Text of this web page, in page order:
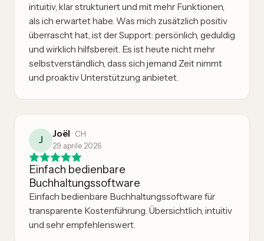
intuitiv, klar strukturiert und mit mehr Funktionen,
als ich erwartet habe. Was mich zusätzlich positiv
überrascht hat, ist der Support: persönlich, geduldig
und wirklich hilfsbereit. Es ist heute nicht mehr
selbstverständlich, dass sich jemand Zeit nimmt
und proaktiv Unterstützung anbietet.
J
Joël · CH
29 aprile 2026
Einfach bedienbare
Buchhaltungssoftware
Einfach bedienbare Buchhaltungssoftware für
transparente Kostenführung. Übersichtlich, intuitiv
und sehr empfehlenswert.